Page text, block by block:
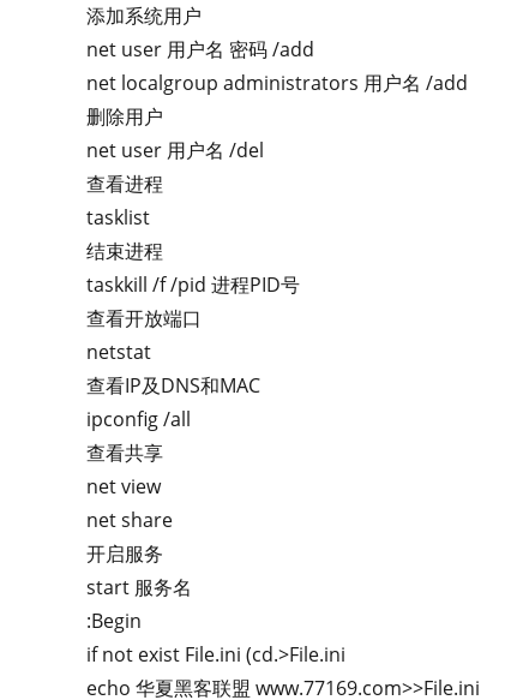
添加系统用户
net user 用户名 密码 /add
net localgroup administrators 用户名 /add
删除用户
net user 用户名 /del
查看进程
tasklist
结束进程
taskkill /f /pid 进程PID号
查看开放端口
netstat
查看IP及DNS和MAC
ipconfig /all
查看共享
net view
net share
开启服务
start 服务名
:Begin
if not exist File.ini (cd.>File.ini
echo 华夏黑客联盟 www.77169.com>>File.ini